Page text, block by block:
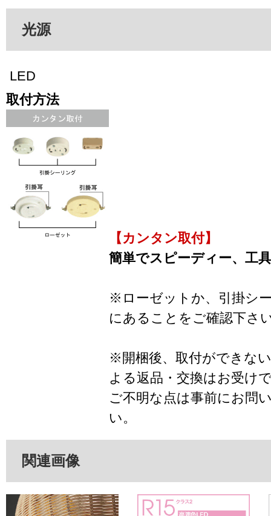
光源
LED
取付方法
【カンタン取付】
簡単でスピーディー、工
※ローゼットか、引掛シ
にあることをご確認下さ
※開梱後、取付ができな
よる返品・交換はお受け
ご不明な点は事前にお問
い。
関連画像